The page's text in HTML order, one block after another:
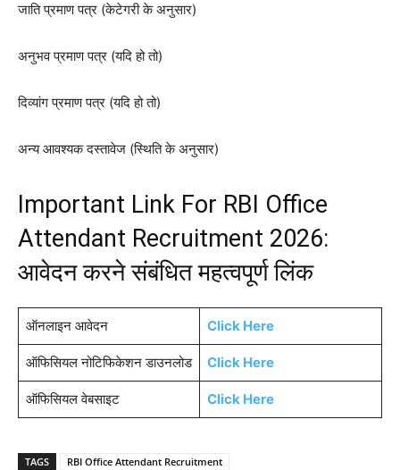
जाति प्रमाण पत्र (केटेगरी के अनुसार)
अनुभव प्रमाण पत्र (यदि हो तो)
दिव्यांग प्रमाण पत्र (यदि हो तो)
अन्य आवश्यक दस्तावेज (स्थिति के अनुसार)
Important Link For RBI Office
Attendant Recruitment 2026:
आवेदन करने संबंधित महत्वपूर्ण लिंक
ऑनलाइन आवेदन Click Here
ऑफिसियल नोटिफिकेशन डाउनलोड Click Here
ऑफिसियल वेबसाइट Click Here
TAGS RBI Office Attendant Recruitment